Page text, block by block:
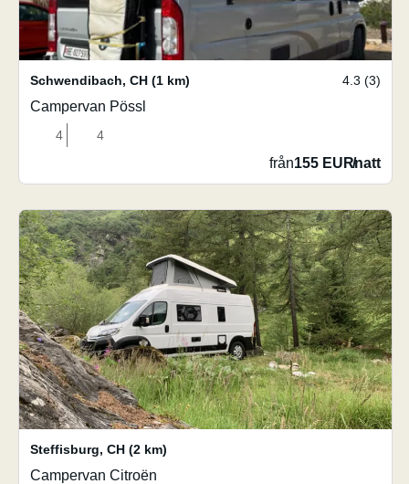
Schwendibach, CH (1 km) 4.3 (3)
Campervan Pössl
4 4
från155 EUR/natt
Steffisburg, CH (2 km)
Campervan Citroën